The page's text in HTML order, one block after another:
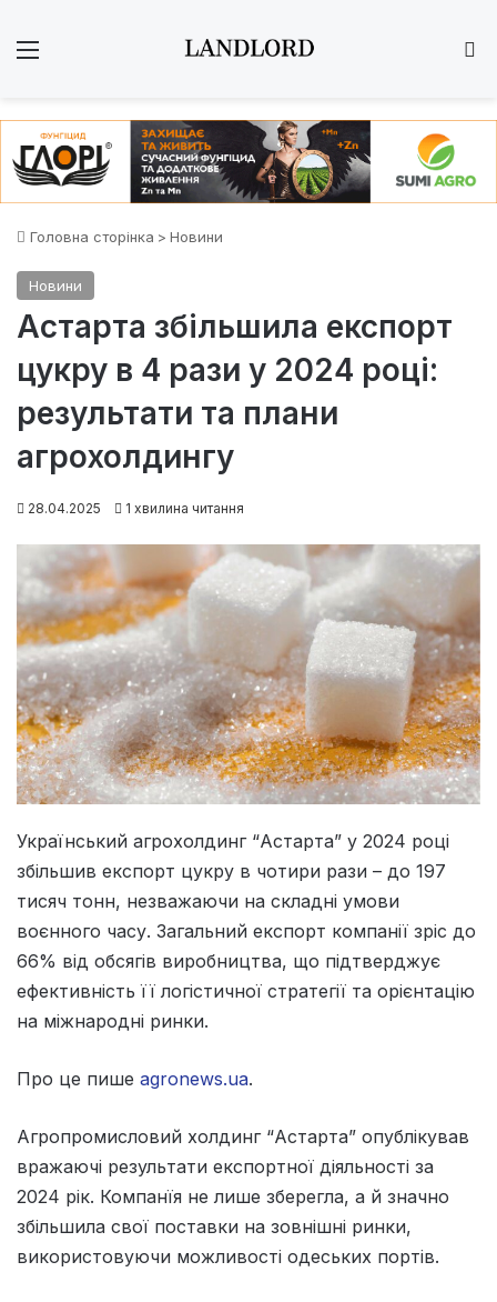
Головна сторінка > Новини
Новини
Астарта збільшила експорт
цукру в 4 рази у 2024 році:
результати та плани
агрохолдингу
28.04.2025 1 хвилина читання
Український агрохолдинг “Астарта” у 2024 році
збільшив експорт цукру в чотири рази – до 197
тисяч тонн, незважаючи на складні умови
воєнного часу. Загальний експорт компанії зріс до
66% від обсягів виробництва, що підтверджує
ефективність її логістичної стратегії та орієнтацію
на міжнародні ринки.
Про це пише agronews.ua.
Агропромисловий холдинг “Астарта” опублікував
вражаючі результати експортної діяльності за
2024 рік. Компанїя не лише зберегла, а й значно
збільшила свої поставки на зовнішні ринки,
використовуючи можливості одеських портів.